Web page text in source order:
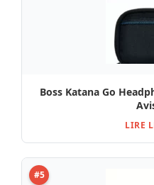
Boss Katana Go
LIRE
#5